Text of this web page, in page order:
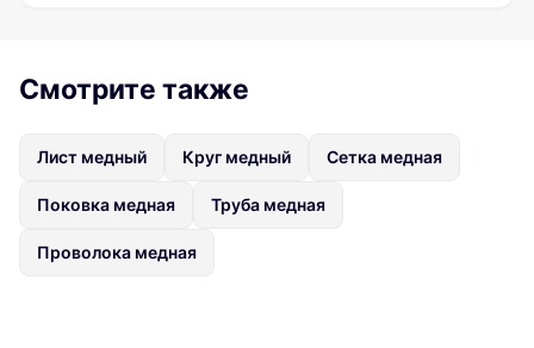
Смотрите также
Лист медный Круг медный Сетка медная
Поковка медная Труба медная
Проволока медная